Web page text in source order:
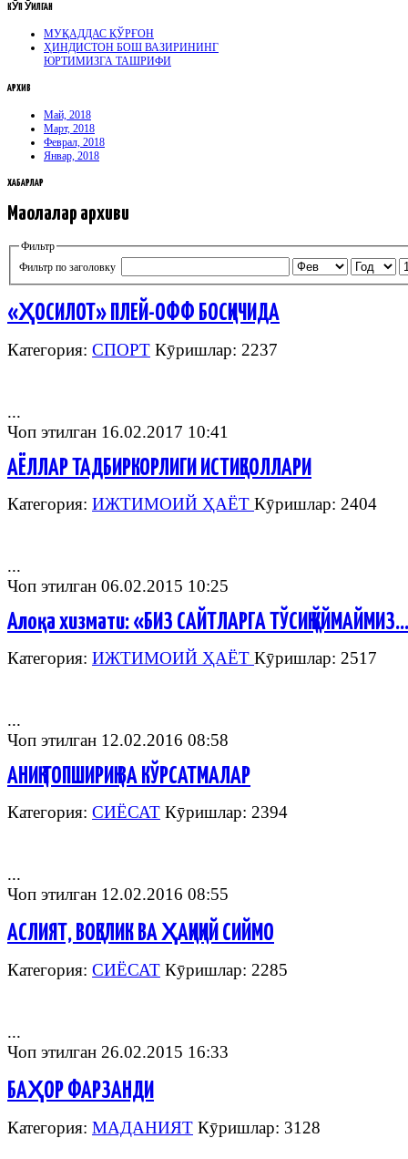
КӮП ӮҚИЛГАН
МУҚАДДАС ҚЎРҒОН
ҲИНДИСТОН БОШ ВАЗИРИНИНГ
ЮРТИМИЗГА ТАШРИФИ
АРХИВ
Май, 2018
Март, 2018
Феврал, 2018
Январ, 2018
ХАБАРЛАР
Мақолалар архиви
Фильтр
Фильтр по заголовку
«ҲОСИЛОТ» ПЛЕЙ-ОФФ БОСҚИЧИДА
Категория: СПОРТ Кӯришлар: 2237
...
Чоп этилган 16.02.2017 10:41
АЁЛЛАР ТАДБИРКОРЛИГИ ИСТИҚБОЛЛАРИ
Категория: ИЖТИМОИЙ ҲАЁТ Кӯришлар: 2404
...
Чоп этилган 06.02.2015 10:25
Алоқа хизмати: «БИЗ САЙТЛАРГА ТЎСИҚ
Категория: ИЖТИМОИЙ ҲАЁТ Кӯришлар: 2517
...
Чоп этилган 12.02.2016 08:58
АНИҚ ТОПШИРИҚ ВА КЎРСАТМАЛАР
Категория: СИЁСАТ Кӯришлар: 2394
...
Чоп этилган 12.02.2016 08:55
АСЛИЯТ, ВОҚЕЛИК ВА ҲАҚИҚИЙ СИЙМО
Категория: СИЁСАТ Кӯришлар: 2285
...
Чоп этилган 26.02.2015 16:33
БАҲОР ФАРЗАНДИ
Категория: МАДАНИЯТ Кӯришлар: 3128